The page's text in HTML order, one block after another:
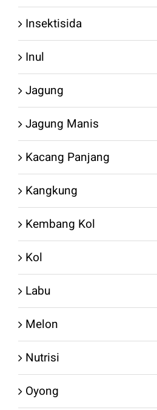
Insektisida
Inul
Jagung
Jagung Manis
Kacang Panjang
Kangkung
Kembang Kol
Kol
Labu
Melon
Nutrisi
Oyong